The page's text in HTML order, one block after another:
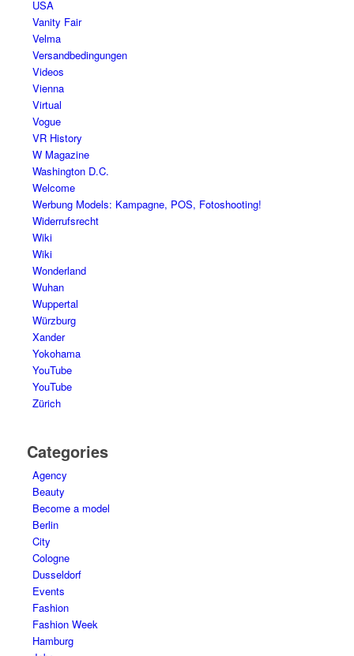
USA
Vanity Fair
Velma
Versandbedingungen
Videos
Vienna
Virtual
Vogue
VR History
W Magazine
Washington D.C.
Welcome
Werbung Models: Kampagne, POS, Fotoshooting!
Widerrufsrecht
Wiki
Wiki
Wonderland
Wuhan
Wuppertal
Würzburg
Xander
Yokohama
YouTube
YouTube
Zürich
Categories
Agency
Beauty
Become a model
Berlin
City
Cologne
Dusseldorf
Events
Fashion
Fashion Week
Hamburg